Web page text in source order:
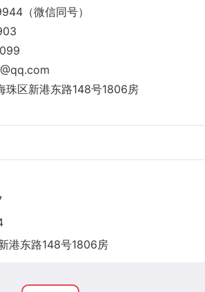
（微信同号）
珠区新港东路148号1806房
港东路148号1806房